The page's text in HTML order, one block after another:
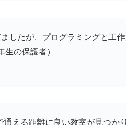
ましたが、プログラミングと工
生の保護者）
通える距離に良い教室が見つ